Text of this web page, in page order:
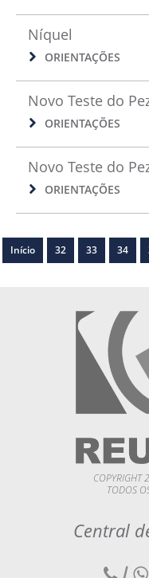
Níquel
ORIENTAÇÕES
Novo Teste do
ORIENTAÇÕES
Novo Teste do
ORIENTAÇÕES
Início 32 33 34
COPYRIGHT
TODOS
Central